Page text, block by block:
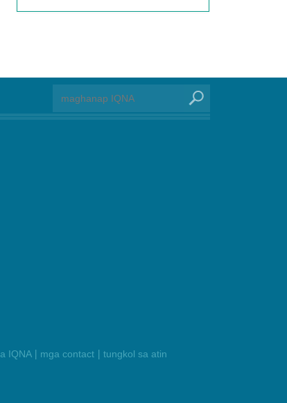
IQNA | mga contact | tungkol sa atin